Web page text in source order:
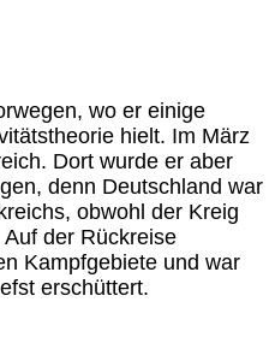
wo er einige
hielt. Im März
Dort wurde er aber
denn Deutschland war
obwohl der Kreig
der Rückreise
Kampfgebiete und war
erschüttert.